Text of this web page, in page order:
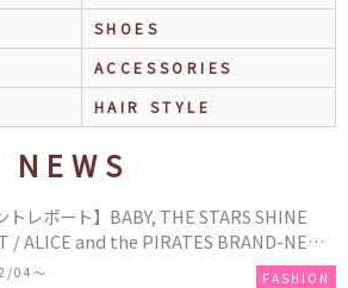
SHOES
ACCESSORIES
HAIR STYLE
トレポート】BABY, THE STARS SHINE
/ ALICE and the PIRATES BRAND-NEW
in TOKYO
04〜 FASHION